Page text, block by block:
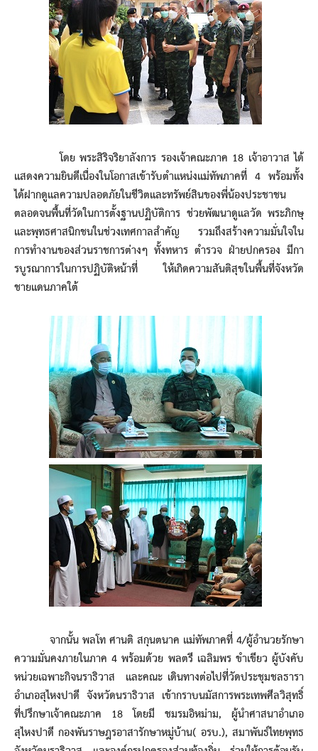
โดย พระสิริจริยาลังการ รองเจ้าคณะภาค 18 เจ้าอาวาส ได้
แสดงความยินดีเนื่องในโอกาสเข้ารับตำแหน่งแม่ทัพภาคที่ 4 พร้อมทั้ง
ได้ฝากดูแลความปลอดภัยในชีวิตและทรัพย์สินของพี่น้องประชาชน
ตลอดจนพื้นที่วัดในการตั้งฐานปฏิบัติการ ช่วยพัฒนาดูแลวัด พระภิกษุ
และพุทธศาสนิกชนในช่วงเทศกาลสำคัญ รวมถึงสร้างความมั่นใจใน
การทำงานของส่วนราชการต่างๆ ทั้งทหาร ตำรวจ ฝ่ายปกครอง มีกา
รบูรณาการในการปฏิบัติหน้าที่ ให้เกิดความสันติสุขในพื้นที่จังหวัด
ชายแดนภาคใต้
จากนั้น พลโท ศานติ สกุนตนาค แม่ทัพภาคที่ 4/ผู้อำนวยรักษา
ความมั่นคงภายในภาค 4 พร้อมด้วย พลตรี เฉลิมพร ขำเขียว ผู้บังคับ
หน่วยเฉพาะกิจนราธิวาส และคณะ เดินทางต่อไปที่วัดประชุมชลธารา
อำเภอสุไหงปาดี จังหวัดนราธิวาส เข้ากราบนมัสการพระเทพศีลวิสุทธิ์
ที่ปรึกษาเจ้าคณะภาค 18 โดยมี ชมรมอิหม่าม, ผู้นำศาสนาอำเภอ
สุไหงปาดี กองพันราษฎรอาสารักษาหมู่บ้าน( อรบ.), สมาพันธ์ไทยพุทธ